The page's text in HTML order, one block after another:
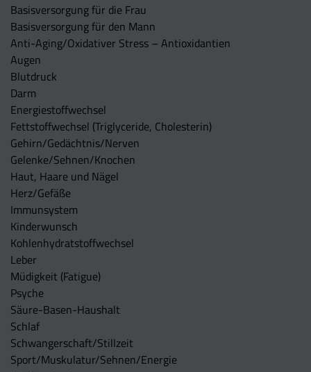
Basisversorgung für die Frau
Basisversorgung für den Mann
Anti-Aging/Oxidativer Stress – Antioxidantien
Augen
Blutdruck
Darm
Energiestoffwechsel
Fettstoffwechsel (Triglyceride, Cholesterin)
Gehirn/Gedächtnis/Nerven
Gelenke/Sehnen/Knochen
Haut, Haare und Nägel
Herz/Gefäße
Immunsystem
Kinderwunsch
Kohlenhydratstoffwechsel
Leber
Müdigkeit (Fatigue)
Psyche
Säure-Basen-Haushalt
Schlaf
Schwangerschaft/Stillzeit
Sport/Muskulatur/Sehnen/Energie